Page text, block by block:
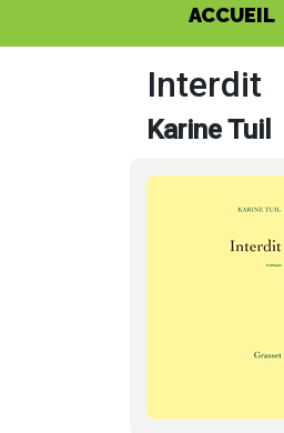
ACCUEIL
Interdit
Karine Tuil